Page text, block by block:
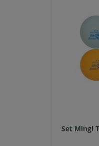
Set Mingi